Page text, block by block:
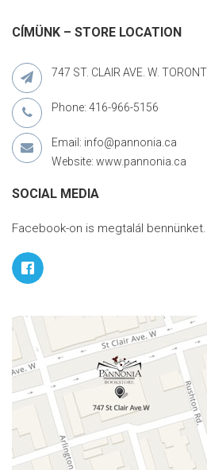
CÍMÜNK – STORE LOCATION
747 ST. CLAIR AVE. W.
Phone: 416-966-5156
Email: info@pannonia.ca
Website: www.pannonia.ca
SOCIAL MEDIA
Facebook-on is megtalál bennünket.